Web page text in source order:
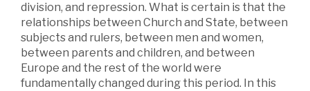
division, and repression. What is certain is that the
relationships between Church and State, between
subjects and rulers, between men and women,
between parents and children, and between
Europe and the rest of the world were
fundamentally changed during this period. In this